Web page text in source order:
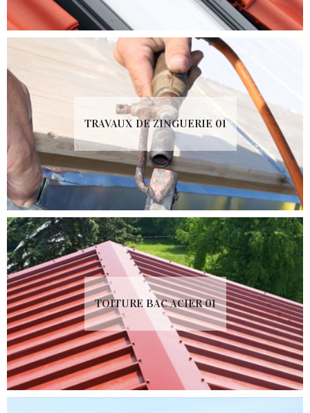
TRAVAUX DE ZINGUERIE 01
TOITURE BAC ACIER 01